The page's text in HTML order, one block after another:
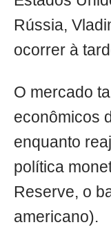
Rússia,
ocorrer à
O mercado
econômicos
enquanto
política
Reserve, o
americano).